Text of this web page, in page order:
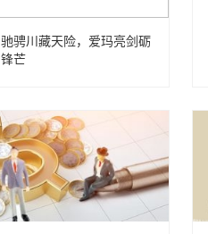
驰骋川藏天险，爱玛亮剑砺
锋芒